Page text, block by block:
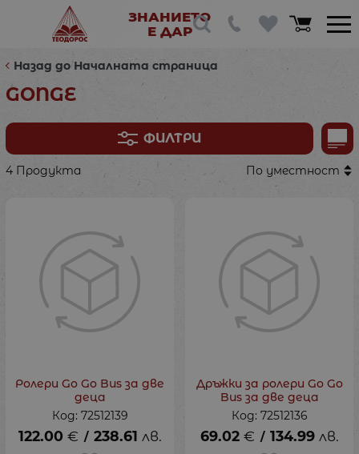
ЗНАНИЕТО
Е ДАР
Назад до Началната страница
GONGE
ФИЛТРИ
4 Продукта По уместност
Ролери Go Go Bus за две
деца
Код: 72512139
122.00 € / 238.61 лв.
Дръжки за ролери Go Go
Bus за две деца
Код: 72512136
69.02 € / 134.99 лв.